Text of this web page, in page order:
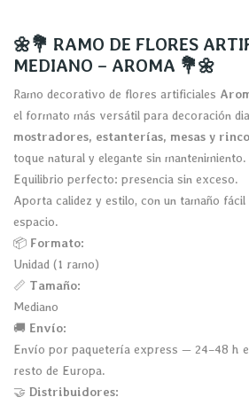
🌼💐 RAMO DE FLORES
MEDIANO – AROMA 💐🌼
Ramo decorativo de flores artificiales
el formato más versátil para decoración
mostradores, estanterías, mesas y
toque natural y elegante sin mantenimiento.
Equilibrio perfecto: presencia sin exceso.
Aporta calidez y estilo, con un tamaño
espacio.
📦 Formato:
Unidad (1 ramo)
📏 Tamaño:
Mediano
🚚 Envío:
Envío por paquetería express — 24–48 h
resto de Europa.
🤝 Distribuidores: